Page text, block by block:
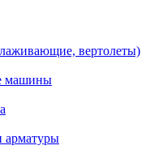
вертолеты)
машины
арматуры